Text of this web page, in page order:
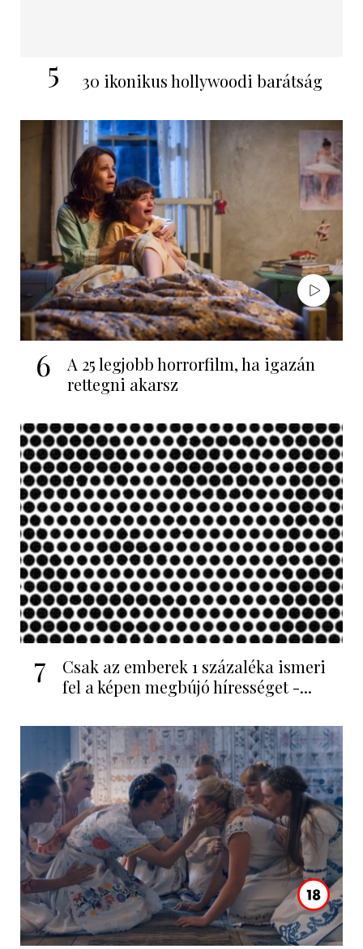
5 30 ikonikus hollywoodi barátság
6
A 25 legjobb horrorfilm, ha igazán
rettegni akarsz
7
Csak az emberek 1 százaléka ismeri
fel a képen megbújó hírességet -...